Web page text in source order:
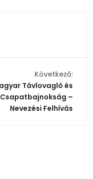
Következő:
Távlovagló és
–
Nevezési Felhívás